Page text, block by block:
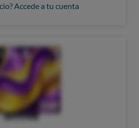
Accede a tu cuenta